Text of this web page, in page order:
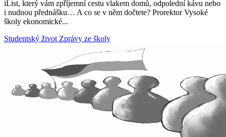
iList, který vám zpříjemní cestu vlakem domů, odpolední kávu nebo
i nudnou přednášku… A co se v něm dočtete? Prorektor Vysoké
školy ekonomické...
Studentský život Zprávy ze školy